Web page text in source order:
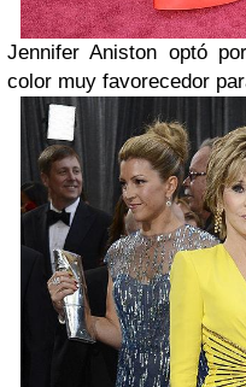
Jennifer Aniston optó
color muy favorecedor